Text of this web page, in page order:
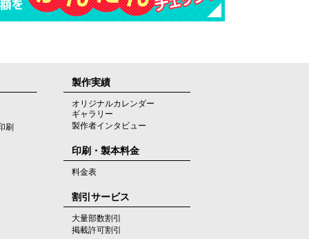
刷
製作実績
オリジナルカレンダー
ギャラリー
製作者インタビュー
印刷・製本料金
料金表
割引サービス
大量部数割引
掲載許可割引